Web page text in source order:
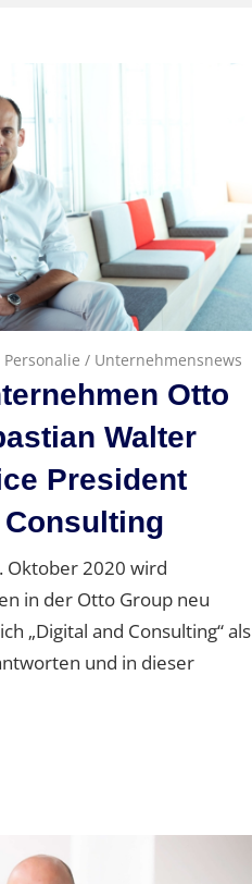
Personalie / Unternehmensnews
Otto
Walter
President
Oktober 2020 wird
in der Otto Group neu
„Digital and Consulting“ als
und in dieser